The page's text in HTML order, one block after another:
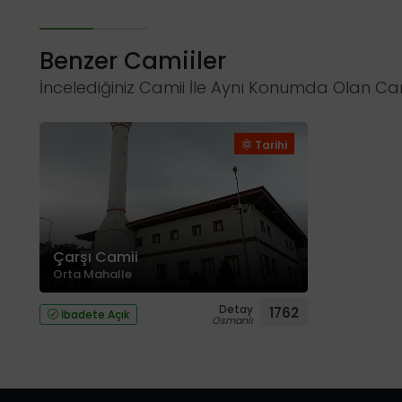
Benzer Camiiler
İncelediğiniz Camii İle Aynı Konumda Olan
Tarihi
Çarşı Camii
Orta Mahalle
İbadete Açık Detay
Osmanlı 1762